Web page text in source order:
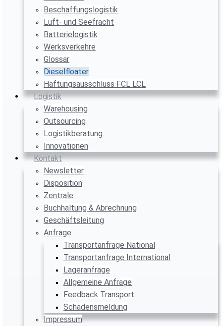
Beschaffungslogistik
Luft- und Seefracht
Batterielogistik
Werksverkehre
Glossar
Dieselfloater
Haftungsausschluss FCL LCL
Logistik
Warehousing
Outsourcing
Logistikberatung
Innovationen
Kontakt
Newsletter
Disposition
Zentrale
Buchhaltung & Abrechnung
Geschäftsleitung
Anfrage
Transportanfrage National
Transportanfrage International
Lageranfrage
Allgemeine Anfrage
Feedback Transport
Schadensmeldung
Impressum